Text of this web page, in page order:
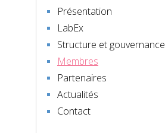
Présentation
LabEx
Structure et gouvernance
Membres
Partenaires
Actualités
Contact